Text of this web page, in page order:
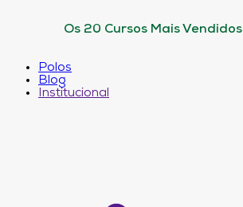
Os 20 Cursos Mais Vendidos
Polos
Blog
Institucional